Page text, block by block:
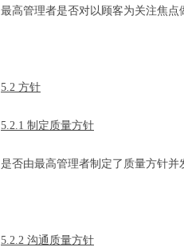
最高管理者是否对以顾客为关注焦点
5.2 方针
5.2.1 制定质量方针
是否由最高管理者制定了质量方针并
5.2.2 沟通质量方针